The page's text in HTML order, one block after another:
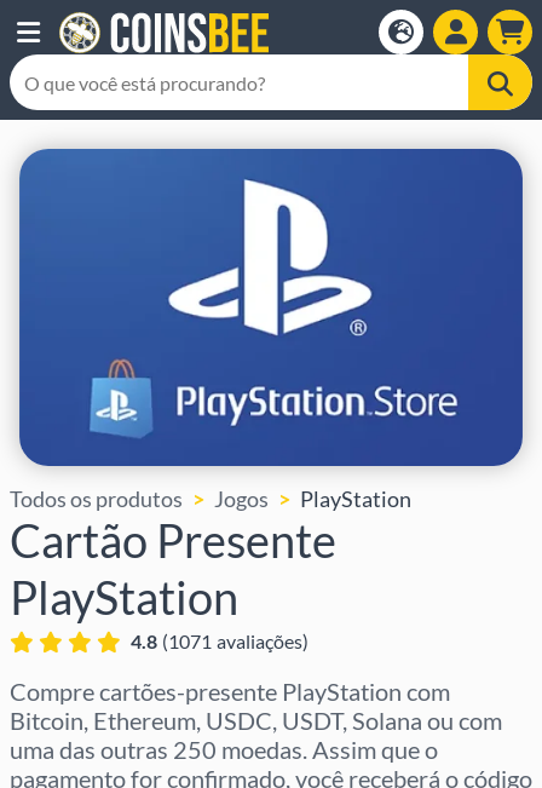
Todos os produtos Jogos PlayStation
Cartão Presente
PlayStation
4.8 (1071 avaliações)
Compre cartões-presente PlayStation com
Bitcoin, Ethereum, USDC, USDT, Solana ou com
uma das outras 250 moedas. Assim que o
pagamento for confirmado, você receberá o código